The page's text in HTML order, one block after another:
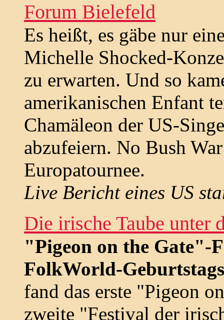
Forum Bielefeld
Es heißt, es gäbe nur
Michelle Shocked-
zu erwarten. Und so
amerikanischen Enfant
Chamäleon der US-
abzufeiern. No Bush
Europatournee.
Live Bericht eines US
Die irische Taube unter
"Pigeon on the Gate"-
FolkWorld-
fand das erste "Pigeon
zweite "Festival der